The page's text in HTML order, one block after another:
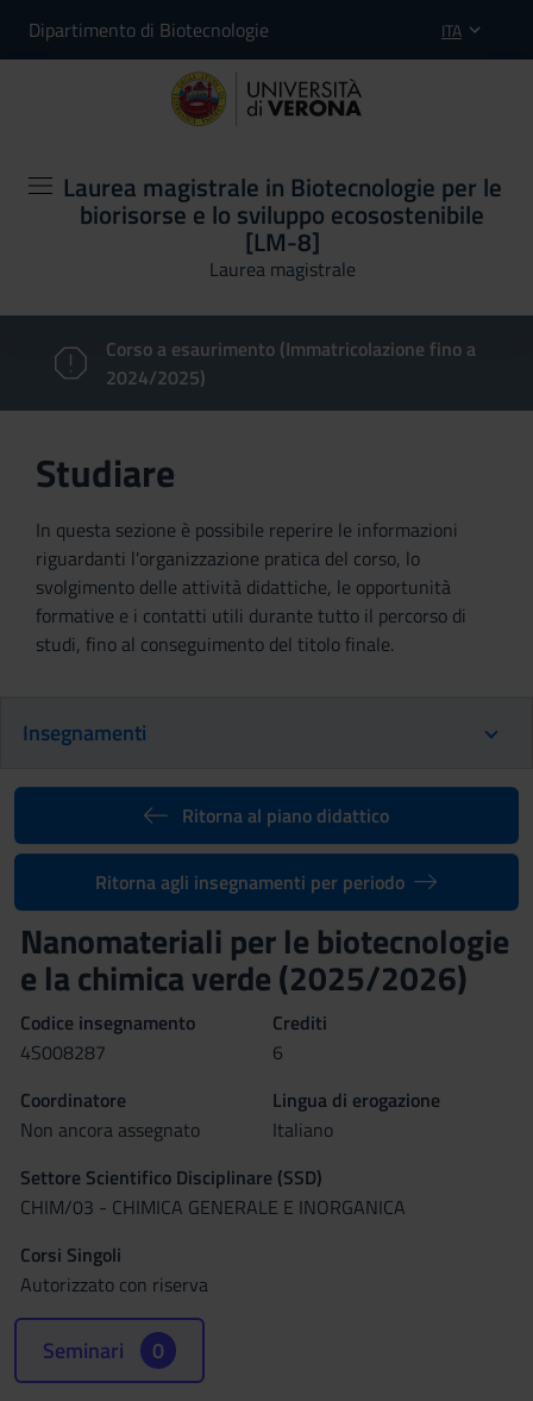
Dipartimento di Biotecnologie ITA
Laurea magistrale in Biotecnologie per le
biorisorse e lo sviluppo ecosostenibile
[LM-8]
Laurea magistrale
Corso a esaurimento (Immatricolazione fino a
2024/2025)
Studiare
In questa sezione è possibile reperire le informazioni
riguardanti l'organizzazione pratica del corso, lo
svolgimento delle attività didattiche, le opportunità
formative e i contatti utili durante tutto il percorso di
studi, fino al conseguimento del titolo finale.
Insegnamenti
Ritorna al piano didattico
Ritorna agli insegnamenti per periodo
Nanomateriali per le biotecnologie
e la chimica verde (2025/2026)
Codice insegnamento
4S008287
Crediti
6
Coordinatore
Non ancora assegnato
Lingua di erogazione
Italiano
Settore Scientifico Disciplinare (SSD)
CHIM/03 - CHIMICA GENERALE E INORGANICA
Corsi Singoli
Autorizzato con riserva
Seminari 0